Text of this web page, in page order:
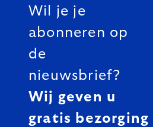
Wil je je
abonneren op
de
nieuwsbrief?
Wij geven u
gratis bezorging